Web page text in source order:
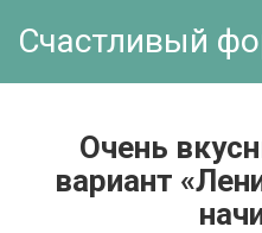
Счастливый
Очень
вариант